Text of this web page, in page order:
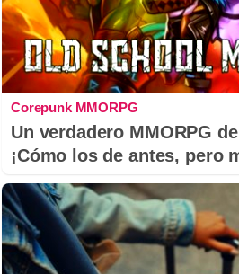
Corepunk MMORPG
Un verdadero MMORPG
¡Cómo los de antes, pero